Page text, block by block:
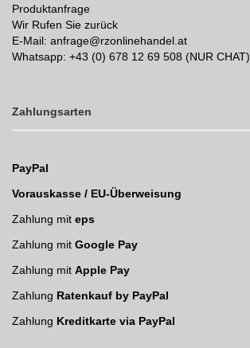
Produktanfrage
Wir Rufen Sie zurück
E-Mail: anfrage@rzonlinehandel.at
Whatsapp: +43 (0) 678 12 69 508 (NUR CHAT)
Zahlungsarten
PayPal
Vorauskasse / EU-Überweisung
Zahlung mit eps
Zahlung mit Google Pay
Zahlung mit Apple Pay
Zahlung Ratenkauf by PayPal
Zahlung Kreditkarte via PayPal